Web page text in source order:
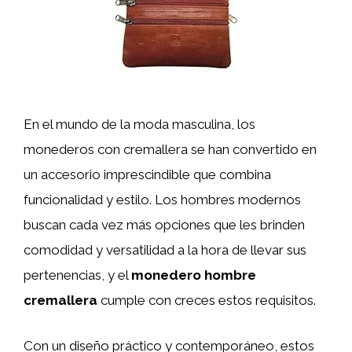
En el mundo de la moda masculina, los
monederos con cremallera se han convertido en
un accesorio imprescindible que combina
funcionalidad y estilo. Los hombres modernos
buscan cada vez más opciones que les brinden
comodidad y versatilidad a la hora de llevar sus
pertenencias, y el monedero hombre
cremallera cumple con creces estos requisitos.
Con un diseño práctico y contemporáneo, estos